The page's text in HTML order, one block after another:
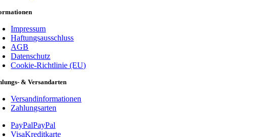
Impressum
Haftungsausschluss
AGB
Datenschutz
Cookie-Richtlinie (EU)
& Versandarten
Versandinformationen
Zahlungsarten
PayPalPayPal
VisaKreditkarte